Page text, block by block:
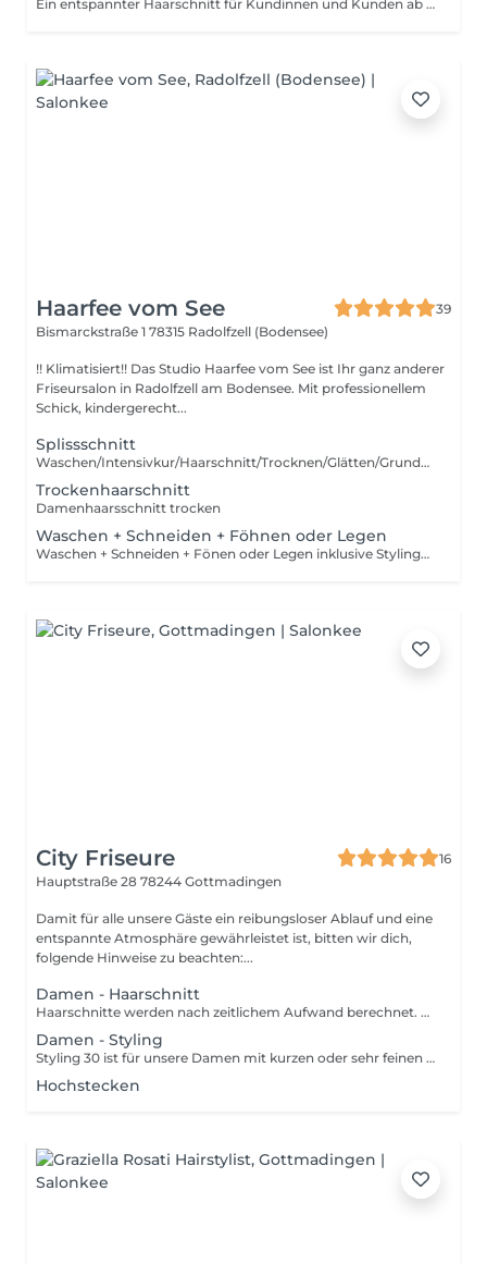
Ein entspannter Haarschnitt für Kundinnen und Kunden ab 60 Jahren. Mit individueller Beratung, präziser Schnitttechnik und persönlicher Betreuung ganz ohne Hektik. Wahlweise als Trockenhaarschnitt oder inklusive Haarwäsche und Styling
Haarfee vom See
39
Bismarckstraße 1 78315 Radolfzell (Bodensee)
!! Klimatisiert!! Das Studio Haarfee vom See ist Ihr ganz anderer
Friseursalon in Radolfzell am Bodensee. Mit professionellem
Schick, kindergerecht...
Splissschnitt
Waschen/Intensivkur/Haarschnitt/Trocknen/Glätten/Grundschnitt inkl. Heisse Schere ab Schulter
Trockenhaarschnitt
Damenhaarsschnitt trocken
Waschen + Schneiden + Föhnen oder Legen
Waschen + Schneiden + Fönen oder Legen inklusive Stylingprodukte
City Friseure
16
Hauptstraße 28 78244 Gottmadingen
Damit für alle unsere Gäste ein reibungsloser Ablauf und eine
entspannte Atmosphäre gewährleistet ist, bitten wir dich,
folgende Hinweise zu beachten:...
Damen - Haarschnitt
Haarschnitte werden nach zeitlichem Aufwand berechnet. Bei jedem Schnitt ist der Conditioner inklusive.
Damen - Styling
Styling 30 ist für unsere Damen mit kurzen oder sehr feinen Haaren. Styling 45 ist für unsere Damen mit langen Haaren oder aufwendigeren Föhnfrisuren. Der Stammkundenpreis ist lediglich für unsere Wochenkunden vorbehalten. Conditioner ist im Preis inclusive.
Hochstecken